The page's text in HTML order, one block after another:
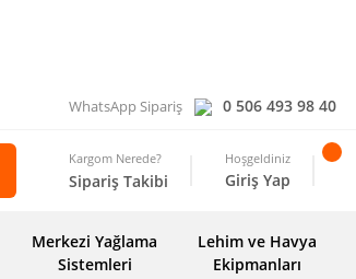
WhatsApp Sipariş 0 506 493 98 40
Kargom Nerede?
Sipariş Takibi
Hoşgeldiniz
Giriş Yap
Merkezi Yağlama
Sistemleri
Lehim ve Havya
Ekipmanları